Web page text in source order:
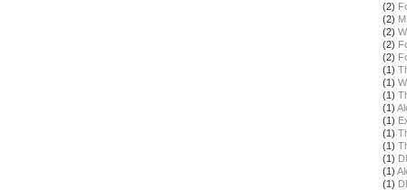
(2)
(2)
(2)
(2)
(2)
(1)
(1)
(1)
(1)
(1)
(1)
(1)
(1)
(1)
(1)